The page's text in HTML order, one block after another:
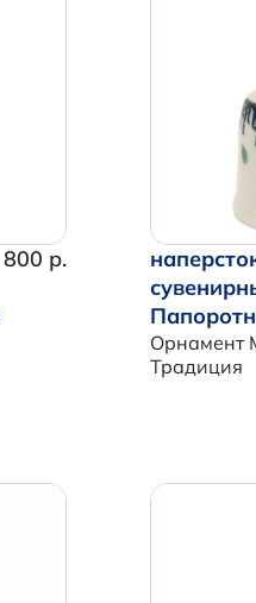
800 р.
Орнамент
Традиция